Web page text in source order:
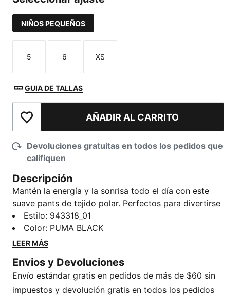
NIÑOS PEQUEÑOS
Talla
5
Talla
6
Talla
XS
GUIA DE TALLAS
Añadir a la lista de deseosAÑADIR AL CARRITO
Devoluciones gratuitas en todos los pedidos que
califiquen
Descripción
Mantén la energía y la sonrisa todo el día con este
suave pants de tejido polar. Perfectos para divertirse
en el parque o pasar un rato agradable, su corte
holgado y su cintura elástica facilitan su uso.
Diseñado para ofrecer comodidad y estilo, este pants
campeones en formación.
Estilo: 943318_01
Color: PUMA BLACK
LEER MÁS
Envios y Devoluciones
Envío estándar gratis en pedidos de más de $60 sin
impuestos y devolución gratis en todos los pedidos